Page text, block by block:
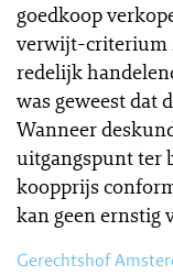
goedkoop
verwijt-criterium
redelijk
was geweest dat
Wanneer
uitgangspunt ter
koopprijs
kan geen ernstig
Gerechtshof